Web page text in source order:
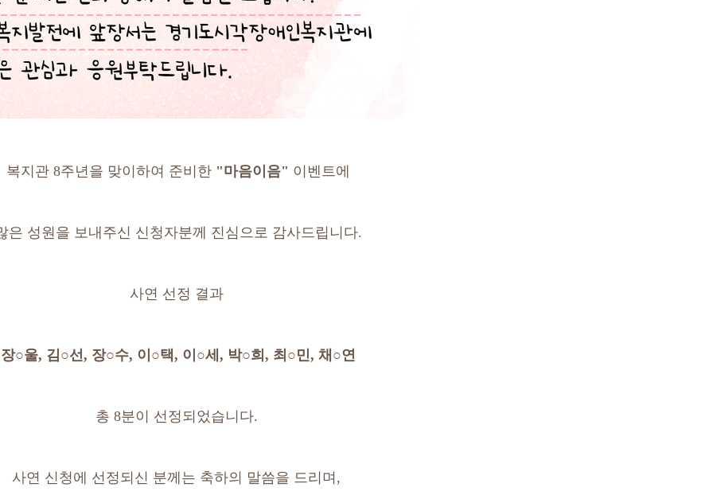
복지관 8주년을 맞이하여 준비한 "마음이음" 이벤트에
은 성원을 보내주신 신청자분께 진심으로 감사드립니다.
사연 선정 결과
장○울, 김○선, 장○수, 이○택, 이○세, 박○희, 최○민, 채○연
총 8분이 선정되었습니다.
사연 신청에 선정되신 분께는 축하의 말씀을 드리며,